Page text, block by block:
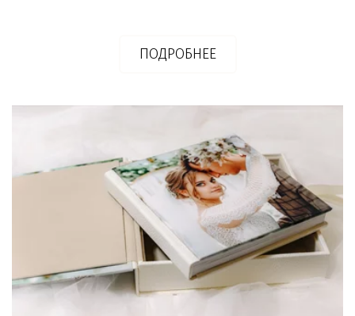
ПОДРОБНЕЕ